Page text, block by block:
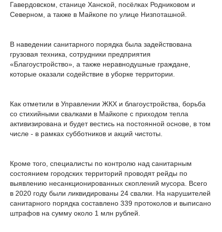
Гавердовском, станице Ханской, посёлках Родниковом и
Северном, а также в Майкопе по улице Низпоташной.
В наведении санитарного порядка была задействована
грузовая техника, сотрудники предприятия
«Благоустройство», а также неравнодушные граждане,
которые оказали содействие в уборке территории.
Как отметили в Управлении ЖКХ и благоустройства, борьба
со стихийными свалками в Майкопе с приходом тепла
активизирована и будет вестись на постоянной основе, в том
числе - в рамках субботников и акций чистоты.
Кроме того, специалисты по контролю над санитарным
состоянием городских территорий проводят рейды по
выявлению несанкционированных скоплений мусора. Всего
в 2020 году были ликвидированы 24 свалки. На нарушителей
санитарного порядка составлено 339 протоколов и выписано
штрафов на сумму около 1 млн рублей.